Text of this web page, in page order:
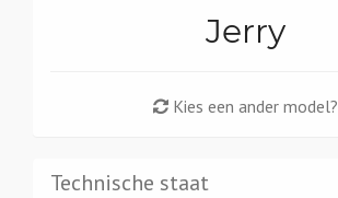
Jerry
Kies een ander model?
Technische staat